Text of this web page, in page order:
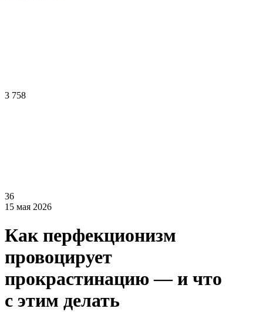
3 758
36
15 мая 2026
Как перфекционизм
провоцирует
прокрастинацию — и что
с этим делать